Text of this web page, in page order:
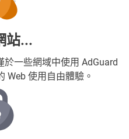
站...
一些網域中使用 AdGuard
Web 使用自由體驗。